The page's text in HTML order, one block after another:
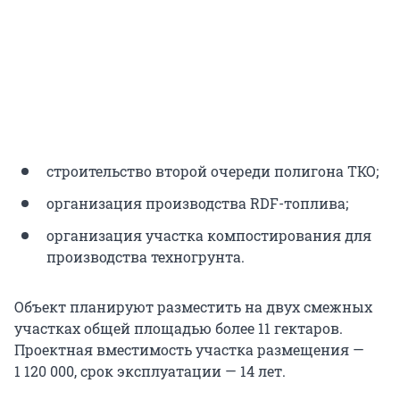
строительство второй очереди полигона ТКО;
организация производства RDF-топлива;
организация участка компостирования для
производства техногрунта.
Объект планируют разместить на двух смежных
участках общей площадью более 11 гектаров.
Проектная вместимость участка размещения —
1 120 000, срок эксплуатации — 14 лет.